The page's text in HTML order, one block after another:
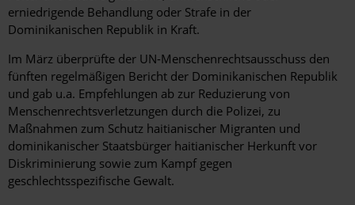
erniedrigende Behandlung oder Strafe in der
Dominikanischen Republik in Kraft.
Im März überprüfte der UN-Menschenrechtsausschuss den
fünften regelmäßigen Bericht der Dominikanischen Republik
und gab u.a. Empfehlungen ab zur Reduzierung von
Menschenrechtsverletzungen durch die Polizei, zu
Maßnahmen zum Schutz haitianischer Migranten und
dominikanischer Staatsbürger haitianischer Herkunft vor
Diskriminierung sowie zum Kampf gegen
geschlechtsspezifische Gewalt.